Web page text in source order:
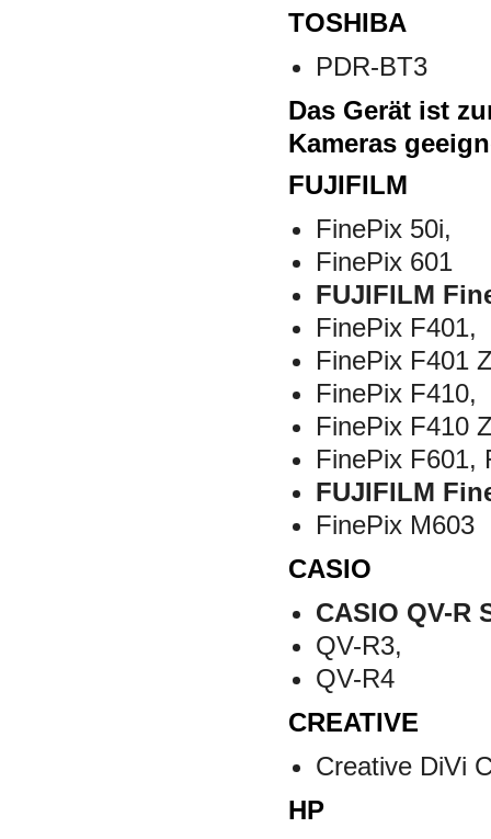
TOSHIBA
PDR-BT3
Das Gerät ist
Kameras
FUJIFILM
FinePix 50i,
FinePix 601
FUJIFILM
FinePix F401,
FinePix F401
FinePix F410,
FinePix F410
FinePix F601,
FUJIFILM
FinePix M603
CASIO
CASIO QV-R
QV-R3,
QV-R4
CREATIVE
Creative DiVi
HP